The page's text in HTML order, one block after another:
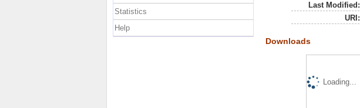
Last Modified:
URI:
Downloads
Loading...
Statistics
Help